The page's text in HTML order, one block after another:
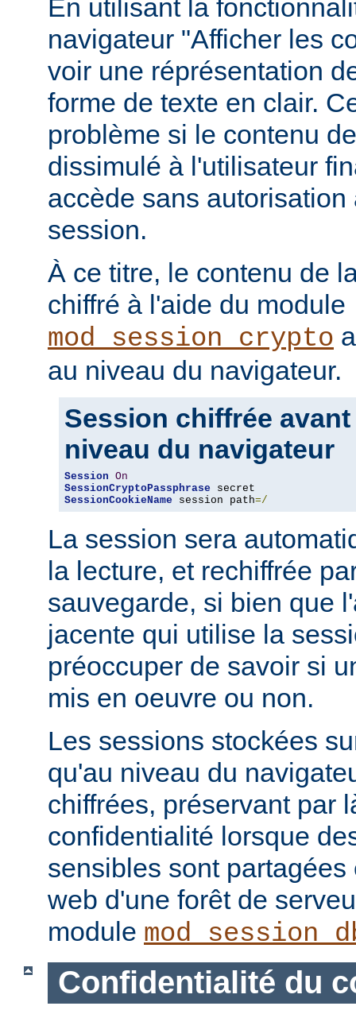
En utilisant la
navigateur "Afficher les
voir une réprésentation
forme de texte en clair.
problème si le contenu
dissimulé à l'utilisateur
accède sans
session.
À ce titre, le contenu de
chiffré à l'aide du module
mod_session_crypto
au niveau du navigateur.
Session chiffrée
niveau du navigateur
Session On
SessionCryptoPassphrase
SessionCookieName session path=/
La session sera
la lecture, et rechiffrée
sauvegarde, si bien que
jacente qui utilise la
préoccuper de savoir si
mis en oeuvre ou non.
Les sessions stockées
qu'au niveau du
chiffrées, préservant par
confidentialité lorsque
sensibles sont
web d'une forêt de
module
Confidentialité du